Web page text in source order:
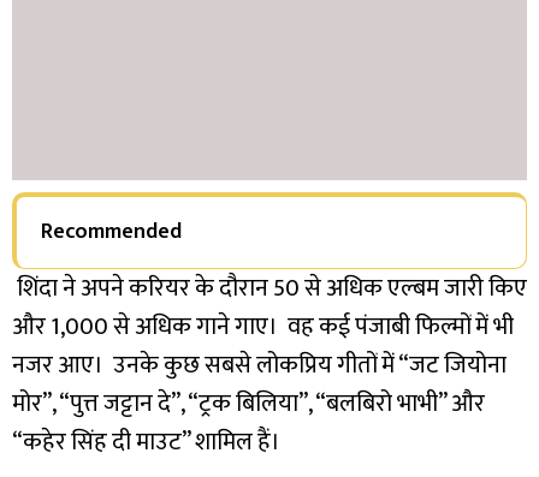
Recommended
शिंदा ने अपने करियर के दौरान 50 से अधिक एल्बम जारी किए
और 1,000 से अधिक गाने गाए। वह कई पंजाबी फिल्मों में भी
नजर आए। उनके कुछ सबसे लोकप्रिय गीतों में “जट जियोना
मोर”, “पुत्त जट्टान दे”, “ट्रक बिलिया”, “बलबिरो भाभी” और
“कहेर सिंह दी माउट” शामिल हैं।